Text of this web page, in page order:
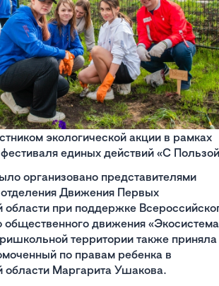
экологической акции в рамках
единых действий «С
организовано представителями
отделения Движения Первых
области при поддержке
общественного движения
территории также приняла
по правам ребенка в
области Маргарита Ушакова.